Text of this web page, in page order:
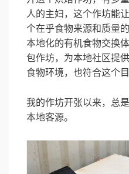
人的主妇，这个作坊能
个在乎食物来源和质量
本地化的有机食物交换
包作坊，为本地社区提
食物环境，也符合这个目
我的作坊开张以来，总
本地客源。